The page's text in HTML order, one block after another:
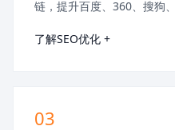
链，提升百度、360、搜狗
了解SEO优化 +
03